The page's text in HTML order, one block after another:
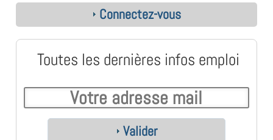
Connectez-vous
Toutes les dernières infos emploi
Valider